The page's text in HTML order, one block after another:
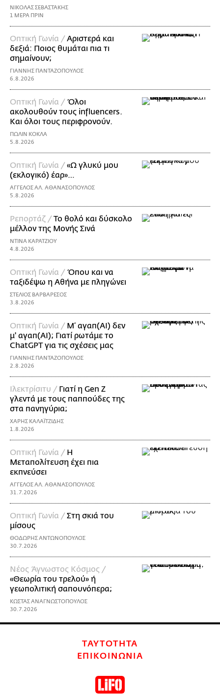
ΝΙΚΟΛΑΣ ΣΕΒΑΣΤΑΚΗΣ
1 ΜΕΡΑ ΠΡΙΝ
Οπτική Γωνία /Αριστερά και
δεξιά: Ποιος θυμάται πια τι
σημαίνουν;
ΓΙΑΝΝΗΣ ΠΑΝΤΑΖΟΠΟΥΛΟΣ
6.8.2026
Οπτική Γωνία /Όλοι
ακολουθούν τους influencers.
Και όλοι τους περιφρονούν.
ΠΩΛΙΝ ΚΟΚΛΑ
5.8.2026
Οπτική Γωνία /«Ω γλυκύ μου
(εκλογικό) έαρ»…
ΑΓΓΕΛΟΣ ΑΛ. ΑΘΑΝΑΣΟΠΟΥΛΟΣ
5.8.2026
Ρεπορτάζ /Το θολό και δύσκολο
μέλλον της Μονής Σινά
ΝΤΙΝΑ ΚΑΡΑΤΖΙΟΥ
4.8.2026
Οπτική Γωνία /Όπου και να
ταξιδέψω η Αθήνα με πληγώνει
ΣΤΕΛΙΟΣ ΒΑΡΒΑΡΕΣΟΣ
3.8.2026
Οπτική Γωνία / Μ’ αγαπ(AI) δεν
μ' αγαπ(ΑΙ); Γιατί ρωτάμε το
ChatGPT για τις σχέσεις μας
ΓΙΑΝΝΗΣ ΠΑΝΤΑΖΟΠΟΥΛΟΣ
2.8.2026
Ιλεκτρίσιτυ / Γιατί η Gen Z
γλεντά με τους παππούδες της
στα πανηγύρια;
ΧΑΡΗΣ ΚΑΛΑΪΤΖΙΔΗΣ
1.8.2026
Οπτική Γωνία / Η
Μεταπολίτευση έχει πια
εκπνεύσει
ΑΓΓΕΛΟΣ ΑΛ. ΑΘΑΝΑΣΟΠΟΥΛΟΣ
31.7.2026
Οπτική Γωνία /Στη σκιά του
μίσους
ΘΟΔΩΡΗΣ ΑΝΤΩΝΟΠΟΥΛΟΣ
30.7.2026
Νέος Άγνωστος Κόσμος /
«Θεωρία του τρελού» ή
γεωπολιτική σαπουνόπερα;
ΚΩΣΤΑΣ ΑΝΑΓΝΩΣΤΟΠΟΥΛΟΣ
30.7.2026
ΤΑΥΤΟΤΗΤΑ
ΕΠΙΚΟΙΝΩΝΙΑ